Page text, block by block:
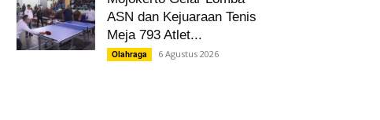
ASN dan Kejuaraan Tenis
Meja 793 Atlet...
Olahraga 6 Agustus 2026